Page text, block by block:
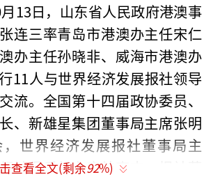
13日，山东省人民政府港澳事
连三率青岛市港澳办主任宋仁
办主任孙晓非、威海市港澳办
11人与世界经济发展报社领导
流。全国第十四届政协委员、
、新雄星集团董事局主席张明
世界经济发展报社董事局主
袖俱乐部主席韩克志，报社董
查看全文(剩余92%)